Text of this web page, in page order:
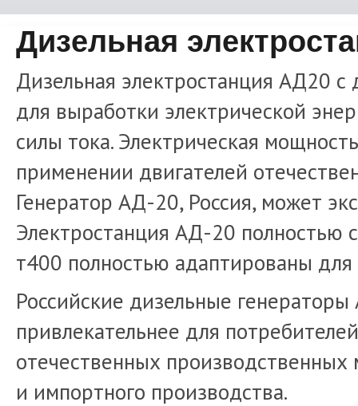
Дизельная
Дизельная электростанция АД20
для выработки электрической
силы тока. Электрическая
применении двигателей
Генератор АД-20, Россия, может
Электростанция АД-20 полностью
т400 полностью адаптированы для
Российские дизельные
привлекательнее для
отечественных
и импортного производства.